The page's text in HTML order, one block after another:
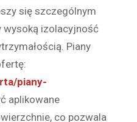
się szczególnym
wysoką izolacyjność
Piany
piany-
aplikowane
co pozwala